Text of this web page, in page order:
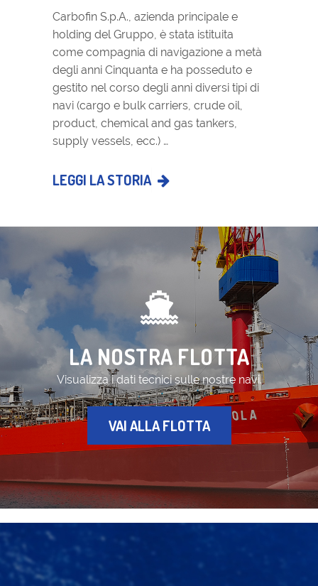
Carbofin S.p.A., azienda principale e
holding del Gruppo, è stata istituita
come compagnia di navigazione a metà
degli anni Cinquanta e ha posseduto e
gestito nel corso degli anni diversi tipi di
navi (cargo e bulk carriers, crude oil,
product, chemical and gas tankers,
supply vessels, ecc.) …
LEGGI LA STORIA
LA NOSTRA FLOTTA
Visualizza i dati tecnici sulle nostre navi.
VAI ALLA FLOTTA